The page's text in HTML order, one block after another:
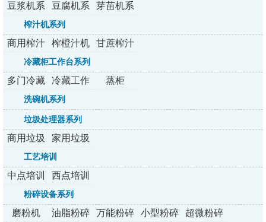
豆浆机系
列
豆腐机系
列
芽苗机系
榨汁机系列
商用榨汁
机
榨橙汁机
甘蔗榨汁
冷藏柜工作台系列
多门冷藏
柜系列
冷藏工作
台系列
蒸柜
洗碗机系列
垃圾处理器系列
商用垃圾
处理器
家用垃圾
处理器
工艺培训
中点培训 西点培训
粉碎设备系列
磨粉机
油脂粉碎
万能粉碎
小型粉碎
超微粉碎